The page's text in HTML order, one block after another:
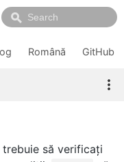
Română GitHub
să verificaţi